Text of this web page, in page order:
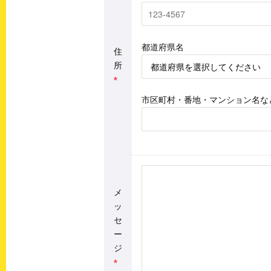
住
所
*
都道府県名
市区町村・番地・マンション名な
メ
ッ
セ
ー
ジ
*